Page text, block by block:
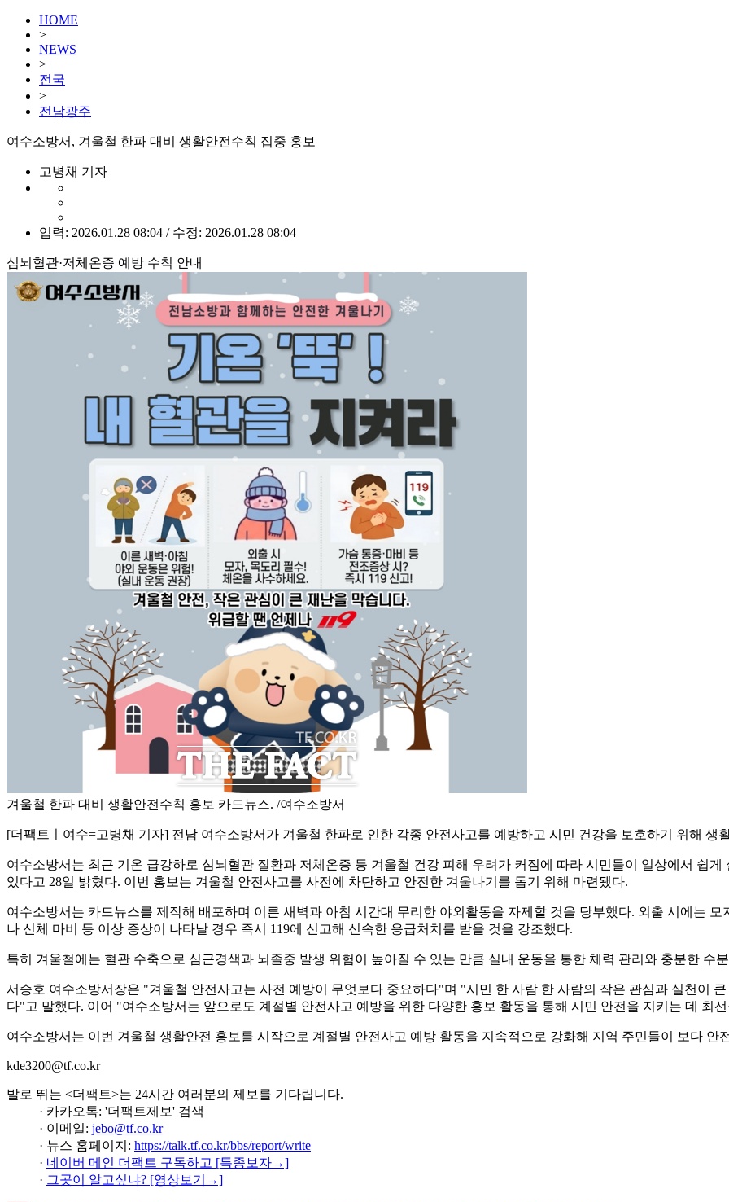
HOME
>
NEWS
>
전국
>
전남광주
여수소방서, 겨울철 한파 대비 생활안전수칙 집중 홍보
고병채 기자
입력: 2026.01.28 08:04 / 수정: 2026.01.28 08:04
심뇌혈관·저체온증 예방 수칙 안내
겨울철 한파 대비 생활안전수칙 홍보 카드뉴스. /여수소방서
[더팩트ㅣ여수=고병채 기자] 전남 여수소방서가 겨울철 한파로 인한 각종 안전사고를 예방하고 시민 건강을 보호하기 위해 생
여수소방서는 최근 기온 급강하로 심뇌혈관 질환과 저체온증 등 겨울철 건강 피해 우려가 커짐에 따라 시민들이 일상에서 쉽
있다고 28일 밝혔다. 이번 홍보는 겨울철 안전사고를 사전에 차단하고 안전한 겨울나기를 돕기 위해 마련됐다.
여수소방서는 카드뉴스를 제작해 배포하며 이른 새벽과 아침 시간대 무리한 야외활동을 자제할 것을 당부했다. 외출 시에는
나 신체 마비 등 이상 증상이 나타날 경우 즉시 119에 신고해 신속한 응급처치를 받을 것을 강조했다.
특히 겨울철에는 혈관 수축으로 심근경색과 뇌졸중 발생 위험이 높아질 수 있는 만큼 실내 운동을 통한 체력 관리와 충분한 수
서승호 여수소방서장은 "겨울철 안전사고는 사전 예방이 무엇보다 중요하다"며 "시민 한 사람 한 사람의 작은 관심과 실천이
다"고 말했다. 이어 "여수소방서는 앞으로도 계절별 안전사고 예방을 위한 다양한 홍보 활동을 통해 시민 안전을 지키는 데 최
여수소방서는 이번 겨울철 생활안전 홍보를 시작으로 계절별 안전사고 예방 활동을 지속적으로 강화해 지역 주민들이 보다 안
kde3200@tf.co.kr
발로 뛰는 <더팩트>는 24시간 여러분의 제보를 기다립니다.
· 카카오톡: '더팩트제보' 검색
· 이메일: jebo@tf.co.kr
· 뉴스 홈페이지: https://talk.tf.co.kr/bbs/report/write
· 네이버 메인 더팩트 구독하고 [특종보자→]
· 그곳이 알고싶냐? [영상보기→]